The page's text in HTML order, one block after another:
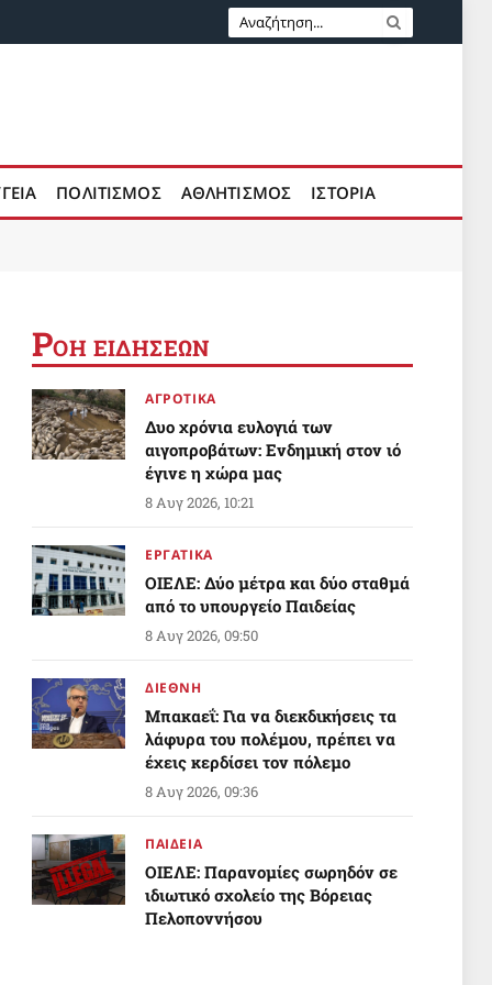
ΠΟΛΙΤΙΣΜΟΣ ΑΘΛΗΤΙΣΜΟΣ ΙΣΤΟΡΙΑ
ΡΟΗ ΕΙΔΗΣΕΩΝ
ΑΓΡΟΤΙΚΑ
Δυο χρόνια ευλογιά των
αιγοπροβάτων: Ενδημική στον ιό
έγινε η χώρα μας
8 Αυγ 2026, 10:21
ΕΡΓΑΤΙΚΑ
ΟΙΕΛΕ: Δύο μέτρα και δύο σταθμά
από το υπουργείο Παιδείας
8 Αυγ 2026, 09:50
ΔΙΕΘΝΗ
Μπακαεΐ: Για να διεκδικήσεις τα
λάφυρα του πολέμου, πρέπει να
έχεις κερδίσει τον πόλεμο
8 Αυγ 2026, 09:36
ΠΑΙΔΕΙΑ
ΟΙΕΛΕ: Παρανομίες σωρηδόν σε
ιδιωτικό σχολείο της Βόρειας
Πελοποννήσου